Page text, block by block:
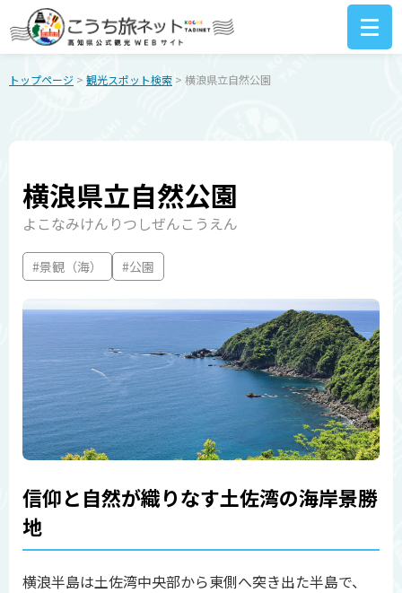
トップページ > 観光スポット検索 > 横浪県立自然公園
横浪県立自然公園
よこなみけんりつしぜんこうえん
#景観（海） #公園
信仰と自然が織りなす土佐湾の海岸景勝
地
横浪半島は土佐湾中央部から東側へ突き出た半島で、